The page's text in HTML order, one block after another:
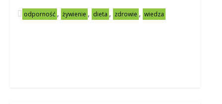
odporność , żywienie , dieta , zdrowie , wiedza